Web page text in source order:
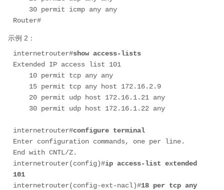
Router#
示例 2：
internetrouter#show access-lists
Extended IP access list 101
internetrouter#configure terminal
Enter configuration commands, one per line.
End with CNTL/Z.
internetrouter(config)#ip access-list extended
101
internetrouter(config-ext-nacl)#18 per tcp any